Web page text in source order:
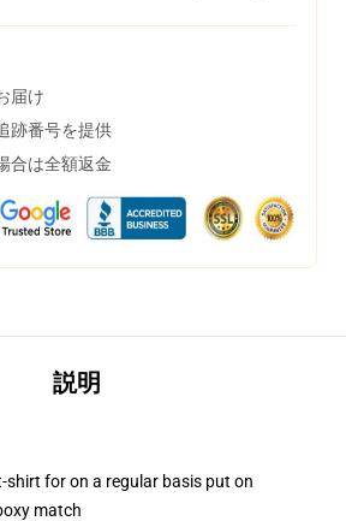
届け
跡番号を提供
合は全額返金
説明
shirt for on a regular basis put on
match